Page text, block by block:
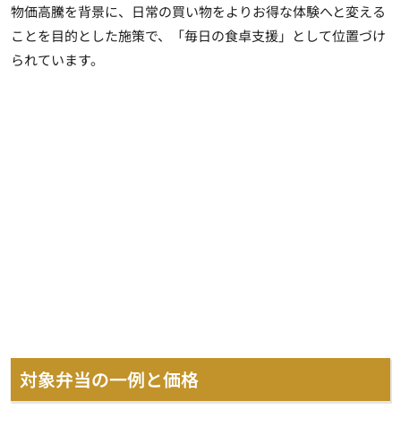
物価高騰を背景に、日常の買い物をよりお得な体験へと変える
ことを目的とした施策で、「毎日の食卓支援」として位置づけ
られています。
対象弁当の一例と価格